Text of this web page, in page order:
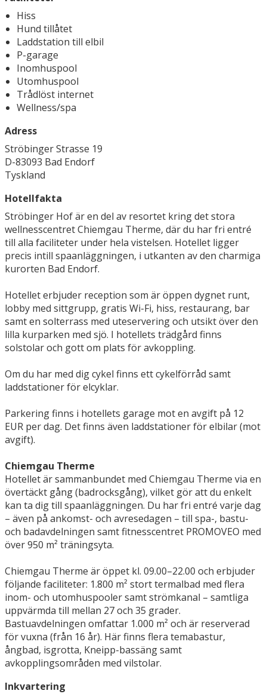
Hiss
Hund tillåtet
Laddstation till elbil
P-garage
Inomhuspool
Utomhuspool
Trådlöst internet
Wellness/spa
Adress
Ströbinger Strasse 19
D-83093 Bad Endorf
Tyskland
Hotellfakta
Ströbinger Hof är en del av resortet kring det stora
wellnesscentret Chiemgau Therme, där du har fri entré
till alla faciliteter under hela vistelsen. Hotellet ligger
precis intill spaanläggningen, i utkanten av den charmiga
kurorten Bad Endorf.
Hotellet erbjuder reception som är öppen dygnet runt,
lobby med sittgrupp, gratis Wi-Fi, hiss, restaurang, bar
samt en solterrass med uteservering och utsikt över den
lilla kurparken med sjö. I hotellets trädgård finns
solstolar och gott om plats för avkoppling.
Om du har med dig cykel finns ett cykelförråd samt
laddstationer för elcyklar.
Parkering finns i hotellets garage mot en avgift på 12
EUR per dag. Det finns även laddstationer för elbilar (mot
avgift).
Chiemgau Therme
Hotellet är sammanbundet med Chiemgau Therme via en
övertäckt gång (badrocksgång), vilket gör att du enkelt
kan ta dig till spaanläggningen. Du har fri entré varje dag
– även på ankomst- och avresedagen – till spa-, bastu-
och badavdelningen samt fitnesscentret PROMOVEO med
över 950 m² träningsyta.
Chiemgau Therme är öppet kl. 09.00–22.00 och erbjuder
följande faciliteter: 1.800 m² stort termalbad med flera
inom- och utomhuspooler samt strömkanal – samtliga
uppvärmda till mellan 27 och 35 grader.
Bastuavdelningen omfattar 1.000 m² och är reserverad
för vuxna (från 16 år). Här finns flera temabastur,
ångbad, isgrotta, Kneipp-bassäng samt
avkopplingsområden med vilstolar.
Inkvartering